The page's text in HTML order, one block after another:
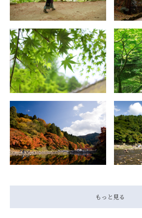
もっと見る